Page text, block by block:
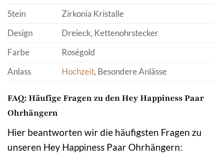
Stein
Zirkonia Kristalle
Design
Dreieck, Kettenohrstecker
Farbe
Roségold
Anlass
Hochzeit, Besondere Anlässe
FAQ: Häufige Fragen zu den Hey Happiness Paar
Ohrhängern
Hier beantworten wir die häufigsten Fragen zu
unseren Hey Happiness Paar Ohrhängern: